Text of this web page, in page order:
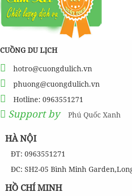
CUỒNG DU LỊCH
hotro@cuongdulich.vn
phuong@cuongdulich.vn
Hotline: 0963551271
Support by Phú Quốc Xanh
HÀ NỘI
ĐT: 0963551271
ĐC: SH2-05 Bình Minh
HỒ CHÍ MINH